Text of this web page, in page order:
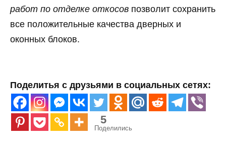
работ по отделке откосов позволит сохранить
все положительные качества дверных и
оконных блоков.
Поделитья с друзьями в социальных сетях:
5
Поделились